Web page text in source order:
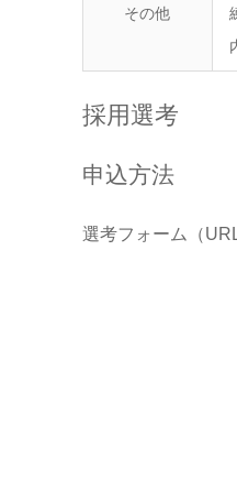
その他
採用選考
申込方法
選考フォーム（